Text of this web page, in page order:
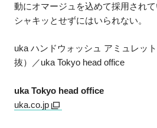
動にオマージュを込めて採用され
シャキッとせずにはいられない。
uka ハンドウォッシュ アミュレッ
抜）／uka Tokyo head office
uka Tokyo head office
uka.co.jp